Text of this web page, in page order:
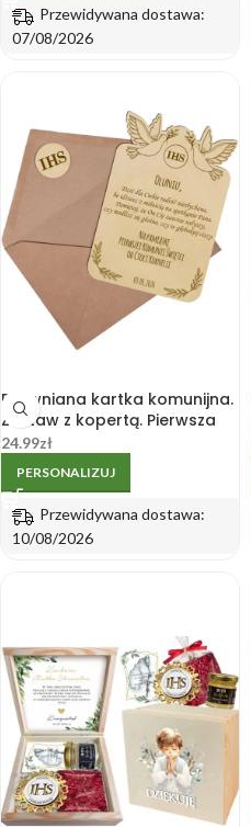
Przewidywana dostawa:
07/08/2026
Drewniana kartka komunijna.
Zestaw z kopertą. Pierwsza
Komunia Święta. Grawer
24.99zł
PERSONALIZUJ
Przewidywana dostawa:
10/08/2026